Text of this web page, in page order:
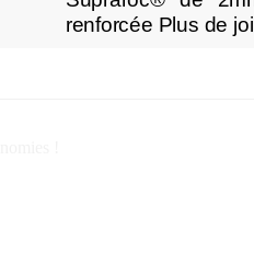
renforcée Plus de